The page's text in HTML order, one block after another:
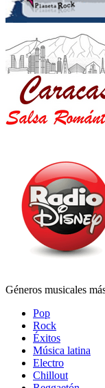
Géneros musicales
Pop
Rock
Éxitos
Música latina
Electro
Chillout